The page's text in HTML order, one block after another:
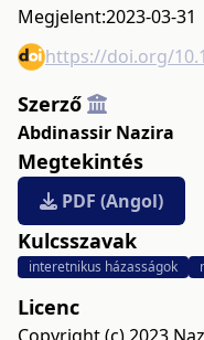
Megjelent:2023-03-31
https://doi.org/
Szerző
Abdinassir Nazira
Megtekintés
PDF (Angol)
Kulcsszavak
interetnikus házasságok
Licenc